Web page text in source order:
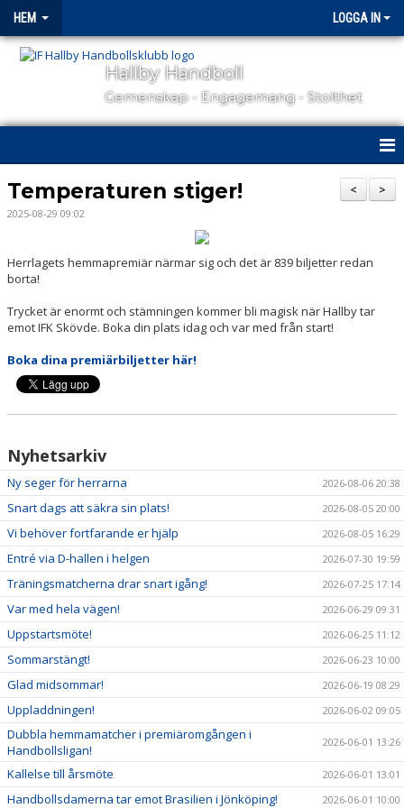
HEM LOGGA IN
Hallby Handboll
Gemenskap - Engagemang - Stolthet
HEM
HALLBY I SAMHÄLLET
GÅ PÅ MATCH
SAMARBETSPARTNERS
NYHETER
KALENDER
HEMMAVINSTEN
KLUBBSHOP
>
<
Temperaturen stiger!
2025-08-29 09:02
Herrlagets hemmapremiär närmar sig och det är 839 biljetter redan
borta!
Trycket är enormt och stämningen kommer bli magisk när Hallby tar
emot IFK Skövde. Boka din plats idag och var med från start!
Boka dina premiärbiljetter här!
Nyhetsarkiv
Ny seger för herrarna 2026-08-06 20:38
Snart dags att säkra sin plats! 2026-08-05 20:00
Vi behöver fortfarande er hjälp 2026-08-05 16:29
Entré via D-hallen i helgen 2026-07-30 19:59
Träningsmatcherna drar snart igång! 2026-07-25 17:14
Var med hela vägen! 2026-06-29 09:31
Uppstartsmöte! 2026-06-25 11:12
Sommarstängt! 2026-06-23 10:00
Glad midsommar! 2026-06-19 08:29
Uppladdningen! 2026-06-02 09:05
Dubbla hemmamatcher i premiäromgången i
Handbollsligan!
2026-06-01 13:26
Kallelse till årsmöte 2026-06-01 13:01
Handbollsdamerna tar emot Brasilien i Jönköping! 2026-06-01 10:00